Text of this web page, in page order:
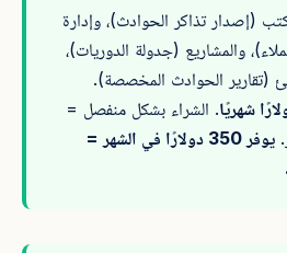
(إصدار تذاكر الحوادث)، وإدارة
والمشاريع (جدولة الدوريات)،
(تقارير الحوادث المخصصة).
. الشراء بشكل منفصل =
يوفر 350 دولارًا في الشهر =